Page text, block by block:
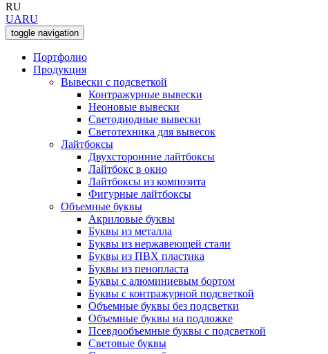
RU
UARU
toggle navigation
Портфолио
Продукция
Вывески с подсветкой
Контражурные вывески
Неоновые вывески
Светодиодные вывески
Светотехника для вывесок
Лайтбоксы
Двухсторонние лайтбоксы
Лайтбокс в окно
Лайтбоксы из композита
Фигурные лайтбоксы
Объемные буквы
Акриловые буквы
Буквы из металла
Буквы из нержавеющей стали
Буквы из ПВХ пластика
Буквы из пенопласта
Буквы с алюминиевым бортом
Буквы с контражурной подсветкой
Объемные буквы без подсветки
Объемные буквы на подложке
Псевдообъемные буквы с подсветкой
Световые буквы